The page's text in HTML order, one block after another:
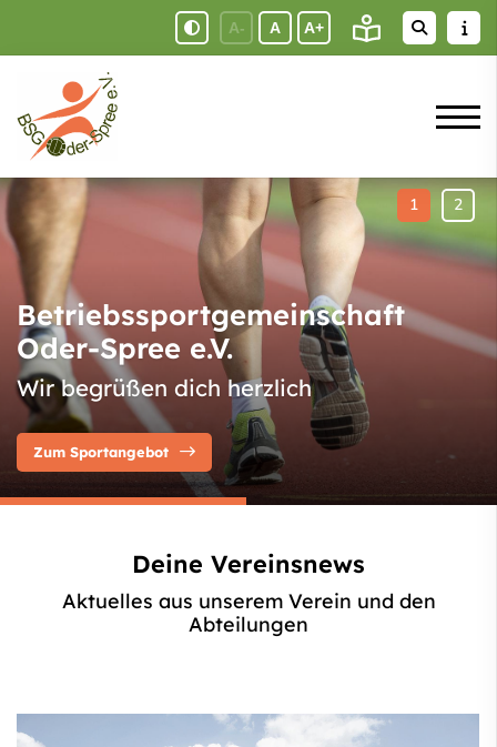
A- A A+
Betriebssportgemeinschaft
Oder-Spree e.V.
Wir begrüßen dich herzlich
Zum Sportangebot
Deine Vereinsnews
Aktuelles aus unserem Verein und den
Abteilungen